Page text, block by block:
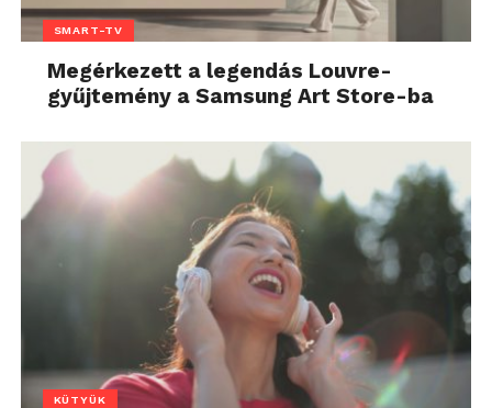
SMART-TV
Megérkezett a legendás Louvre-
gyűjtemény a Samsung Art Store-ba
KÜTYÜK